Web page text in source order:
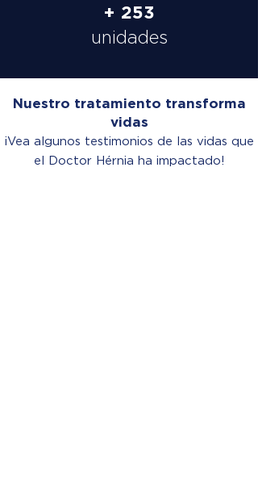
+ 253
unidades
Nuestro tratamiento transforma
vidas
¡Vea algunos testimonios de las vidas que
el Doctor Hérnia ha impactado!